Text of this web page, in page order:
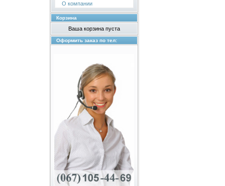
О компании
Корзина
Ваша корзина пуста
Оформить заказ по тел: